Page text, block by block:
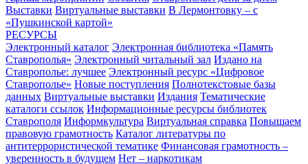
Выставки Виртуальные выставки В Лермонтовку – с
«Пушкинской картой»
РЕСУРСЫ
Электронный каталог Электронная библиотека «Память
Ставрополья» Электронный читальный зал Издано на
Ставрополье: лучшее Электронный ресурс «Цифровое
Ставрополье» Новые поступления Полнотекстовые базы
данных Виртуальные выставки Издания Тематические
каталоги ссылок Информационные ресурсы библиотек
Ставрополя Информкультура Виртуальная справка Повышаем
правовую грамотность Каталог литературы по
антитеррористической тематике Финансовая грамотность –
уверенность в будущем Нет – наркотикам